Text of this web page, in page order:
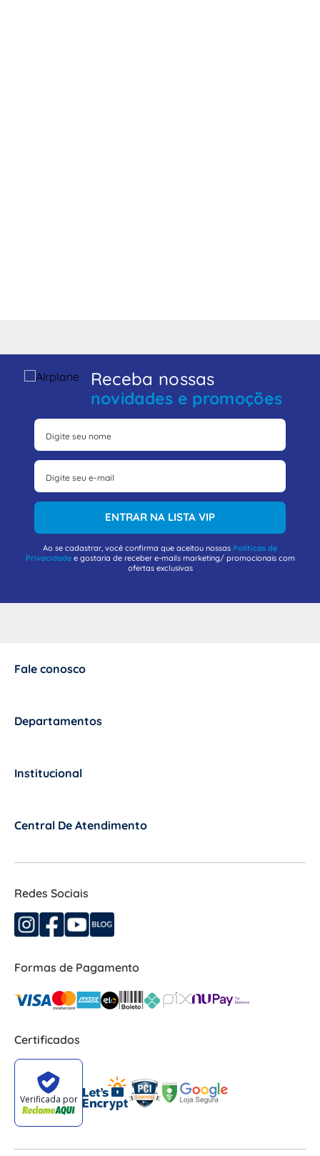
Receba nossas
novidades e promoções
ENTRAR NA LISTA VIP
Ao se cadastrar, você confirma que aceitou nossas Políticas de
Privacidadee gostaria de receber e-mails marketing/ promocionais com
ofertas exclusivas
Fale conosco
Departamentos
Institucional
Central De Atendimento
Redes Sociais
Formas de Pagamento
Certificados